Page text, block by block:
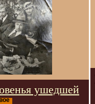
ушедшей